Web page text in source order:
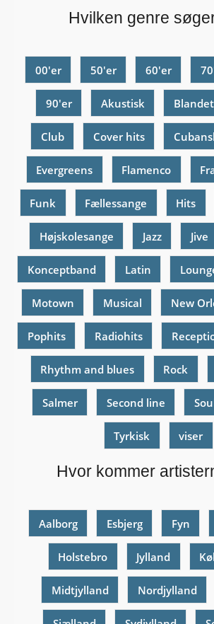
Hvilken genre
00'er 50'er 60'er
90'er Akustisk Blandet
Club Cover hits
Evergreens Flamenco
Funk Fællessange Hits
Højskolesange Jazz Jive
Konceptband Latin
Motown Musical New
Pophits Radiohits
Rhythm and blues Rock
Salmer Second line
Tyrkisk viser
Hvor kommer
Aalborg Esbjerg Fyn
Holstebro Jylland
Midtjylland Nordjylland